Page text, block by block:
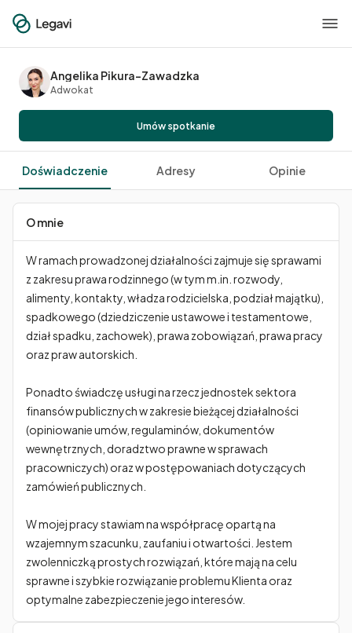
Angelika Pikura-Zawadzka
Adwokat
Umów spotkanie
Doświadczenie Adresy Opinie
O mnie
W ramach prowadzonej działalności zajmuje się sprawami
z zakresu prawa rodzinnego (w tym m.in. rozwody,
alimenty, kontakty, władza rodzicielska, podział majątku),
spadkowego (dziedziczenie ustawowe i testamentowe,
dział spadku, zachowek), prawa zobowiązań, prawa pracy
oraz praw autorskich.
Ponadto świadczę usługi na rzecz jednostek sektora
finansów publicznych w zakresie bieżącej działalności
(opiniowanie umów, regulaminów, dokumentów
wewnętrznych, doradztwo prawne w sprawach
pracowniczych) oraz w postępowaniach dotyczących
zamówień publicznych.
W mojej pracy stawiam na współpracę opartą na
wzajemnym szacunku, zaufaniu i otwartości. Jestem
zwolenniczką prostych rozwiązań, które mają na celu
sprawne i szybkie rozwiązanie problemu Klienta oraz
optymalne zabezpieczenie jego interesów.